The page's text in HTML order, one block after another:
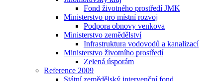
Fond životného prostředí JMK
Ministerstvo pro místní rozvoj
Podpora obnovy venkova
Ministerstvo zemědělství
Infrastruktura vodovodů a kanalizací
Ministerstvo životního prostředí
Zelená úsporám
Reference 2009
Státní zemědělský intervenční fond